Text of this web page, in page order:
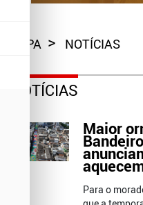
CAPA NOTÍCIAS
NOTÍCIAS
Maior
Para o